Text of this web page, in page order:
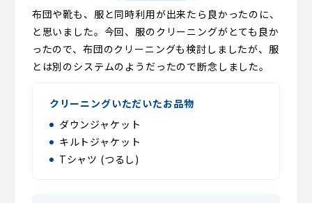
布団や靴も、服と同時利用が出来たら良かったのに、
と思いました。今回、服のクリーニングがとても良か
ったので、布団のクリーニングも検討しましたが、服
とは別のシステムのようだったので断念しました。
クリーニングいただいたお品物
ダウンジャケット
キルトジャケット
Tシャツ (つるし)